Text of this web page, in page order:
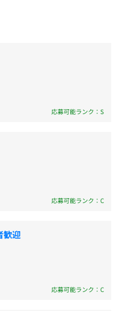
ワーク手当が支給さ
ル、スクラム、ペアプ
浅草線「東銀座駅」直
谷線「銀座駅」A7出
請
できます。
ただし、業務指示にお
す。
、いまなお多くの
リエイターの支援
▼
配信サービスを中
、ニュースサイ
アプリなど多彩な
、新しいエンタテ
技術を活用したライ
N高等学校」「S高
に合わせた学びの
3万人を超え、日本
には公益財団法人日
ンの大学「ZEN大
」、WEB・アプリ
応募可能ランク：S
応募可能ランク：C
歓迎
応募可能ランク：C